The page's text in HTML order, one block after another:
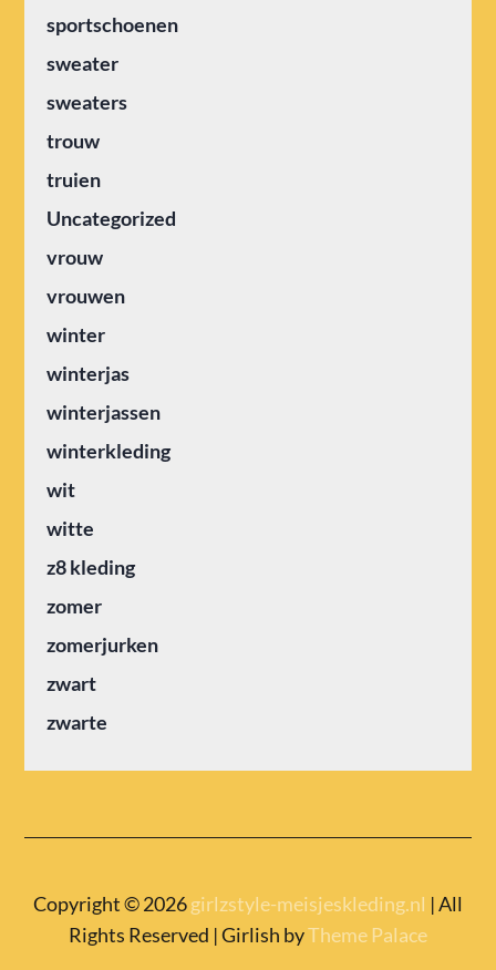
sportschoenen
sweater
sweaters
trouw
truien
Uncategorized
vrouw
vrouwen
winter
winterjas
winterjassen
winterkleding
wit
witte
z8 kleding
zomer
zomerjurken
zwart
zwarte
Copyright © 2026girlzstyle-meisjeskleding.nl | All
Rights Reserved | Girlish byTheme Palace